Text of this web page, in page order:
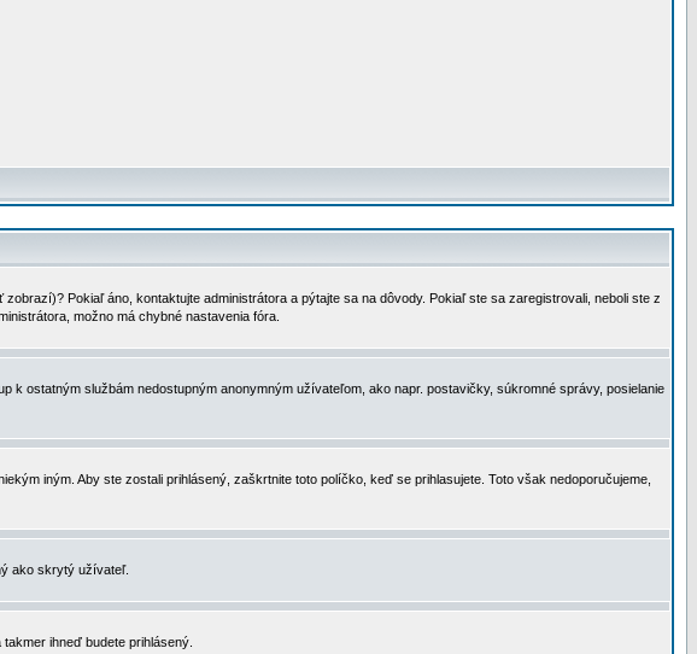
Pokiaľ áno, kontaktujte administrátora a pýtajte sa na dôvody. Pokiaľ ste sa zaregistrovali, neboli ste z
možno má chybné nastavenia fóra.
ostatným službám nedostupným anonymným užívateľom, ako napr. postavičky, súkromné správy, posielanie
iným. Aby ste zostali prihlásený, zaškrtnite toto políčko, keď se prihlasujete. Toto však nedoporučujeme,
ako skrytý užívateľ.
ihneď budete prihlásený.